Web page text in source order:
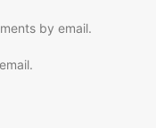
by email.